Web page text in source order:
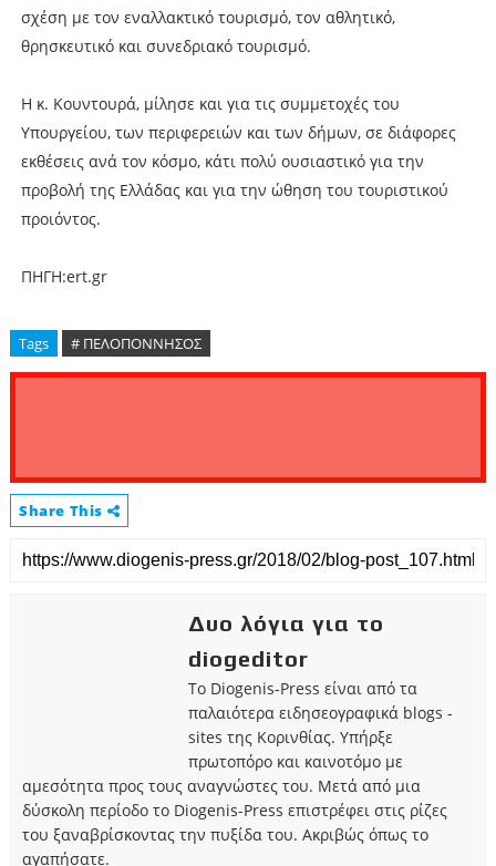
σχέση με τον εναλλακτικό τουρισμό, τον αθλητικό,
θρησκευτικό και συνεδριακό τουρισμό.
Η κ. Κουντουρά, μίλησε και για τις συμμετοχές του
Υπουργείου, των περιφερειών και των δήμων, σε διάφορες
εκθέσεις ανά τον κόσμο, κάτι πολύ ουσιαστικό για την
προβολή της Ελλάδας και για την ώθηση του τουριστικού
προιόντος.
ΠΗΓΗ:ert.gr
Tags # ΠΕΛΟΠΟΝΝΗΣΟΣ
Share This
Δυο λόγια για το
diogeditor
Το Diogenis-Press είναι από τα
παλαιότερα ειδησεογραφικά blogs -
sites της Κορινθίας. Υπήρξε
πρωτοπόρο και καινοτόμο με
αμεσότητα προς τους αναγνώστες του. Μετά από μια
δύσκολη περίοδο το Diogenis-Press επιστρέφει στις ρίζες
του ξαναβρίσκοντας την πυξίδα του. Ακριβώς όπως το
αγαπήσατε.